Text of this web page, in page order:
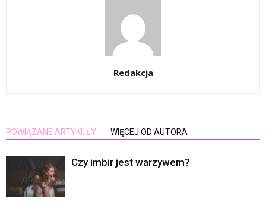
Redakcja
POWIĄZANE ARTYKUŁY WIĘCEJ OD AUTORA
Czy imbir jest warzywem?